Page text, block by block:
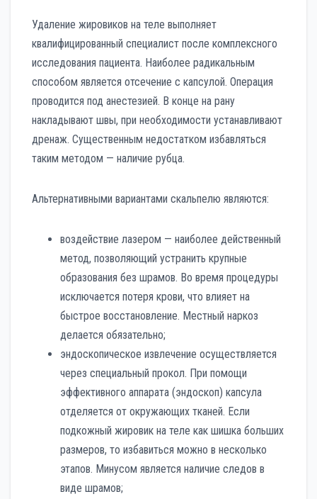
Удаление жировиков на теле выполняет
квалифицированный специалист после комплексного
исследования пациента. Наиболее радикальным
способом является отсечение с капсулой. Операция
проводится под анестезией. В конце на рану
накладывают швы, при необходимости устанавливают
дренаж. Существенным недостатком избавляться
таким методом — наличие рубца.
Альтернативными вариантами скальпелю являются:
воздействие лазером — наиболее действенный
метод, позволяющий устранить крупные
образования без шрамов. Во время процедуры
исключается потеря крови, что влияет на
быстрое восстановление. Местный наркоз
делается обязательно;
эндоскопическое извлечение осуществляется
через специальный прокол. При помощи
эффективного аппарата (эндоскоп) капсула
отделяется от окружающих тканей. Если
подкожный жировик на теле как шишка больших
размеров, то избавиться можно в несколько
этапов. Минусом является наличие следов в
виде шрамов;